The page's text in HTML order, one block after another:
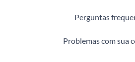
Perguntas
Problemas com sua